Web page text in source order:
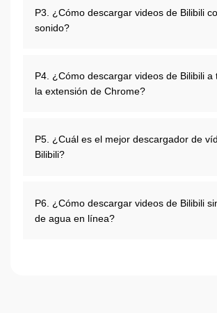
P3. ¿Cómo descargar videos de Bilibili
sonido?
P4. ¿Cómo descargar videos de Bilibili a
la extensión de Chrome?
P5. ¿Cuál es el mejor descargador de
Bilibili?
P6. ¿Cómo descargar videos de Bilibili
de agua en línea?